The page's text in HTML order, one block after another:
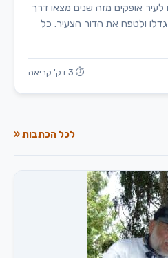
לעיר אופקים מזה שנים מצאו דרך
ולטפח את הדור הצעיר. כל
⏱ 3 דק' קריאה
לכל הכתבות «